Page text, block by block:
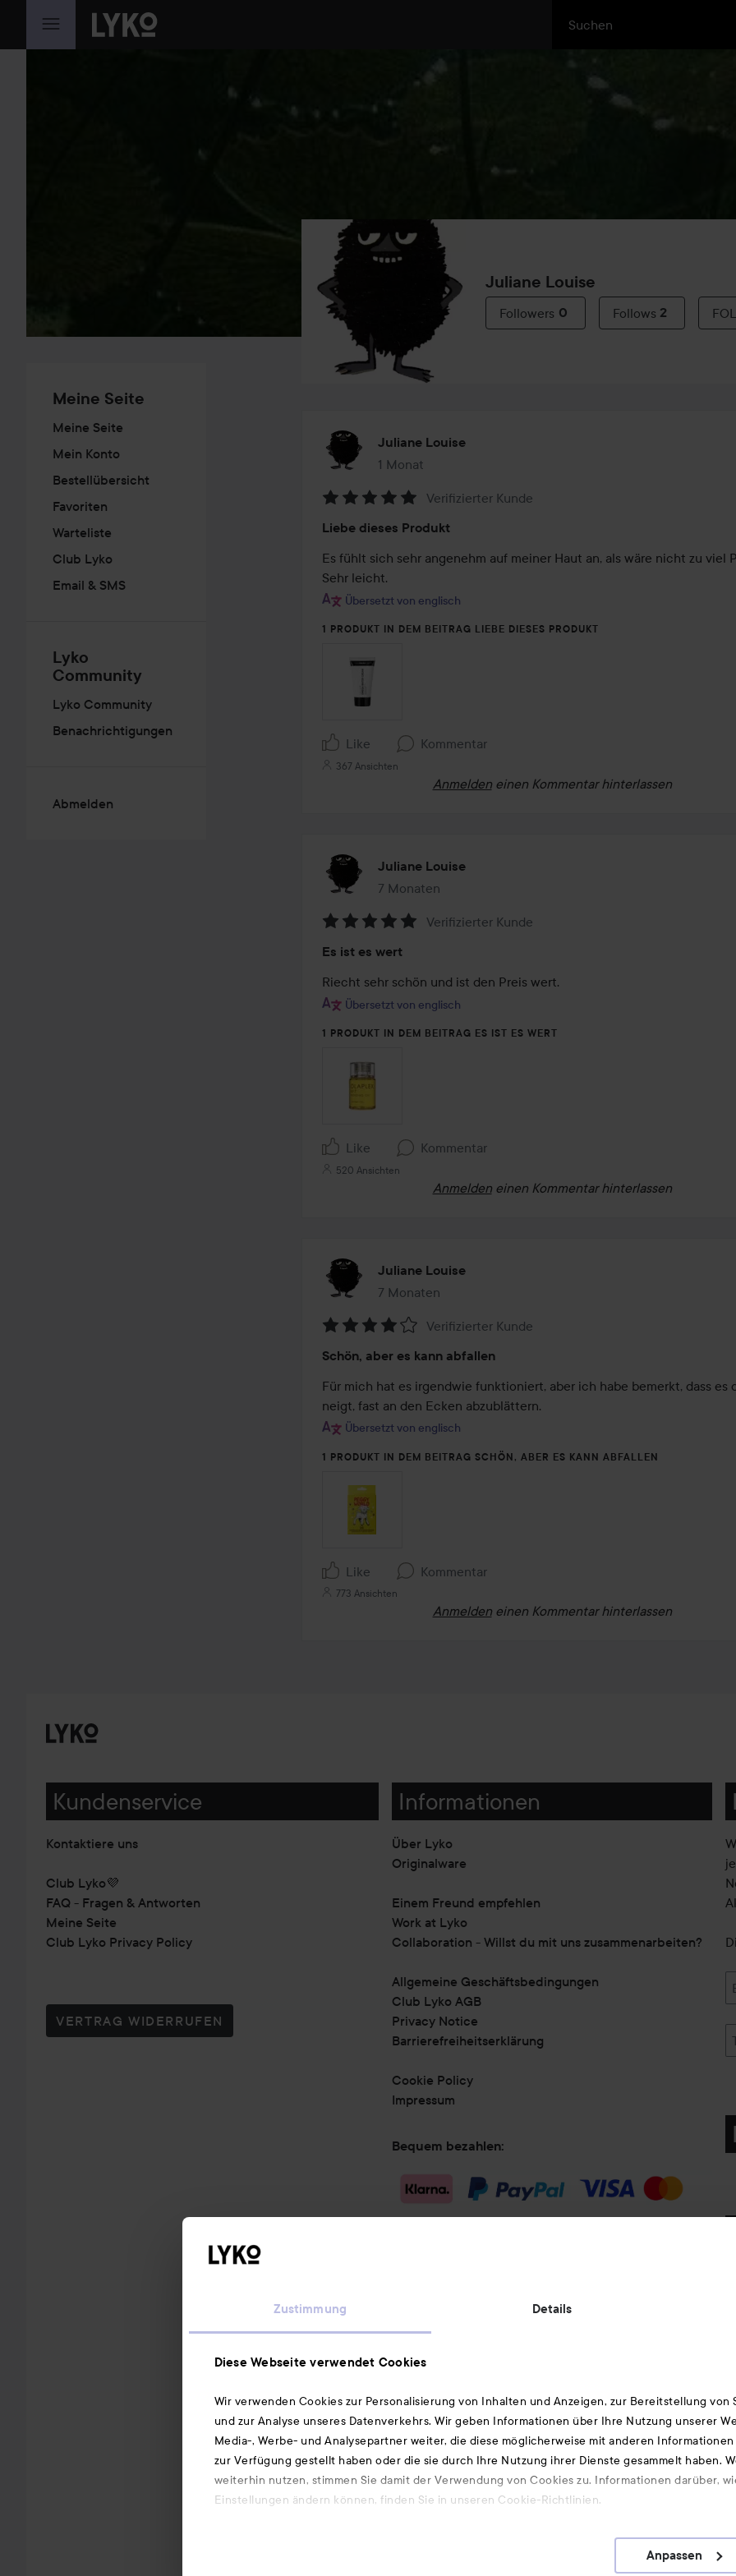
Zustimmung Details
Diese Webseite verwendet Cookies
Wir verwenden Cookies zur Personalisierung von Inhalten und Anzeigen, zur Bereitstellung
und zur Analyse unseres Datenverkehrs. Wir geben Informationen über Ihre Nutzung unserer
Media-, Werbe- und Analysepartner weiter, die diese möglicherweise mit anderen
zur Verfügung gestellt haben oder die sie durch Ihre Nutzung ihrer Dienste gesammelt haben.
weiterhin nutzen, stimmen Sie damit der Verwendung von Cookies zu. Informationen darüber,
Einstellungen ändern können, finden Sie in unseren Cookie-Richtlinien.
Anpassen
WEITER ZU INHALT
Meine Seite
Meine Seite
Mein Konto
Bestellübersicht
Favoriten
Warteliste
Club Lyko
Email & SMS
Lyko
Community
Lyko Community
Benachrichtigungen
Abmelden
Juliane Louise
Followers 0 Follows 2
Juliane Louise
1 Monat
Der Beitrag wurde 1 Monat erstellt
5
von
5
Verifizierter Kunde
Liebe dieses Produkt
Es fühlt sich sehr angenehm auf meiner Haut an, als wäre nicht zu viel
Sehr leicht.
Übersetzt von englisch
1 PRODUKT IN DEM BEITRAG LIEBE DIESES PRODUKT
Like Kommentar
367 Ansichten
Anmelden einen Kommentar hinterlassen
Juliane Louise
7 Monaten
Der Beitrag wurde 7 Monaten erstellt
5
von
5
Verifizierter Kunde
Es ist es wert
Riecht sehr schön und ist den Preis wert.
Übersetzt von englisch
1 PRODUKT IN DEM BEITRAG ES IST ES WERT
Like Kommentar
520 Ansichten
Anmelden einen Kommentar hinterlassen
Juliane Louise
7 Monaten
Der Beitrag wurde 7 Monaten erstellt
4
von
5
Verifizierter Kunde
Schön, aber es kann abfallen
Für mich hat es irgendwie funktioniert, aber ich habe bemerkt, dass es
neigt, fast an den Ecken abzublättern.
Übersetzt von englisch
1 PRODUKT IN DEM BEITRAG SCHÖN, ABER ES KANN ABFALLEN
Like Kommentar
773 Ansichten
Anmelden einen Kommentar hinterlassen
Kundenservice
Kontaktiere uns
Club Lyko💜
FAQ - Fragen & Antworten
Meine Seite
Club Lyko Privacy Policy
VERTRAG WIDERRUFEN
Informationen
Über Lyko
Originalware
Einem Freund empfehlen
Work at Lyko
Collaboration - Willst du mit uns zusammenarbeiten?
Allgemeine Geschäftsbedingungen
Club Lyko AGB
Privacy Notice
Barrierefreiheitserklärung
Cookie Policy
Impressum
Bequem bezahlen:
Ebenfalls interessant
Düfte